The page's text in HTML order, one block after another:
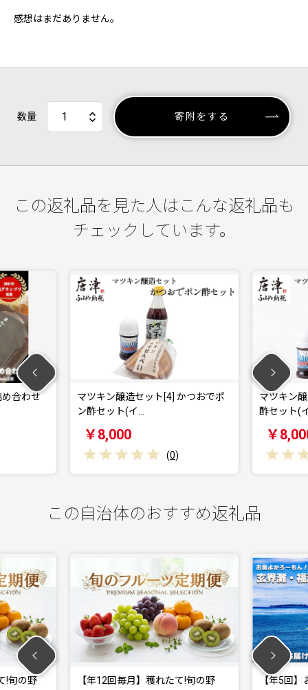
感想はまだありません。
数量 寄附をする
この返礼品を見た人はこんな返礼品も
チェックしています。
マツキン醸造セット[4] かつおでポ
(0)
マツキン醸造セット[3] か
(0)
この自治体のおすすめ返礼品
野
【年12回毎月】穫れたて!旬の野
【年5回】お